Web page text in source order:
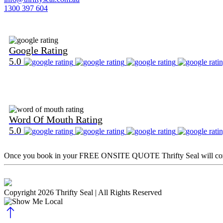
1300 397 604
Google Rating
5.0
Word Of Mouth Rating
5.0
Once you book in yourFREE ONSITE QUOTE Thrifty Seal will
Copyright 2026 Thrifty Seal | All Rights Reserved